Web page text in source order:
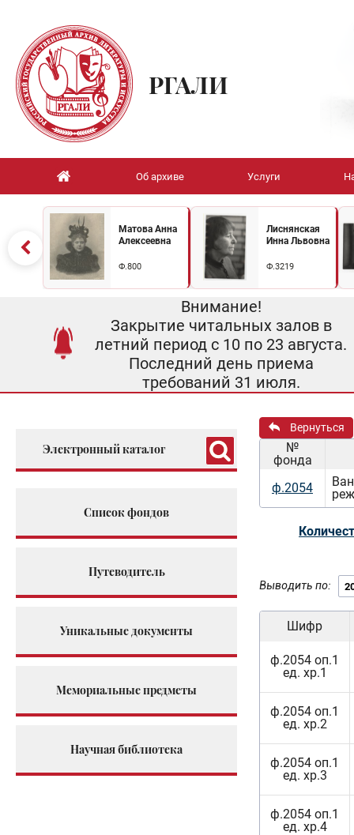
РГАЛИ
Об архиве Услуги
Матова Анна
Алексеевна
Ф.800
Лиснянская
Инна Львовна
Ф.3219
Внимание!
Закрытие читальных залов в
летний период с 10 по 23 августа.
Последний день приема
требований 31 июля.
Электронный каталог
Список фондов
Путеводитель
Уникальные документы
Мемориальные предметы
Научная библиотека
Вернуться
№
фонда
ф.2054
Выводить по:
Шифр
ф.2054 оп.1
ед. хр.1
ф.2054 оп.1
ед. хр.2
ф.2054 оп.1
ед. хр.3
ф.2054 оп.1
ед. хр.4